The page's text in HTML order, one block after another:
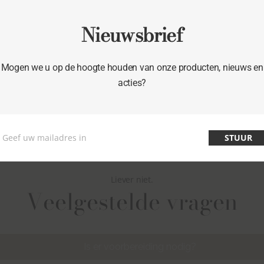
: Het effect wordt geleidelijk zichtbaar en houdt
Veelgestelde vragen
Nieuwsbrief
Mogen we u op de hoogte houden van onze producten, nieuws en
acties?
Geef uw mailadres in STUUR